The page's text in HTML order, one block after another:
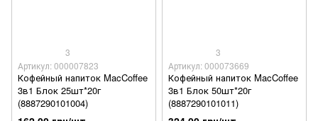
3
Артикул: 000007823
Кофейный напиток MacCoffee
3в1 Блок 25шт*20г
(8887290101004)
3
Артикул: 000073669
Кофейный напиток MacCoffee
3в1 Блок 50шт*20г
(8887290101011)